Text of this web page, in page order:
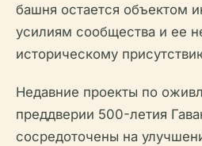
башня остается объектом
усилиям сообщества и ее
историческому
Недавние проекты по
преддверии 500-летия
сосредоточены на